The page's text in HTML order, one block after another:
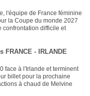
l'équipe de France féminine
la Coupe du monde 2027
confrontation difficile et
FRANCE - IRLANDE
face à l'Irlande et terminent
billet pour la prochaine
à chaud de Melvine